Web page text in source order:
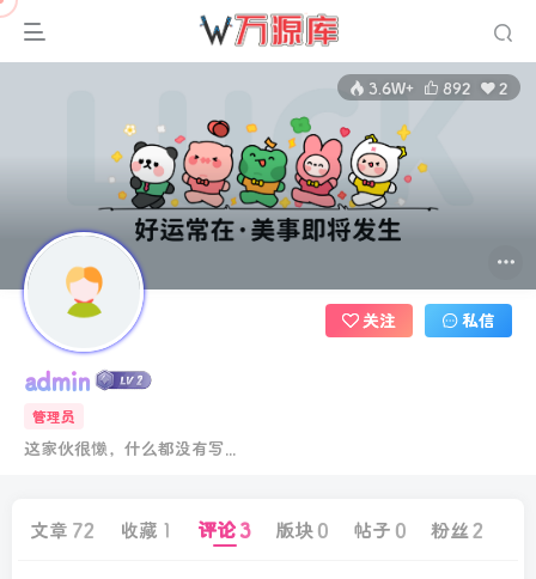
3.6W+ 892 2
admin
管理员
这家伙很懒，什么都没有写...
关注 私信
文章 72 收藏 1 评论3 版块0 帖子 0 粉丝2